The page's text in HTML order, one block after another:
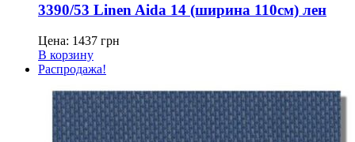
3390/53 Linen Aida 14 (ширина 110см) лен
Цена: 1437 грн
В корзину
Распродажа!